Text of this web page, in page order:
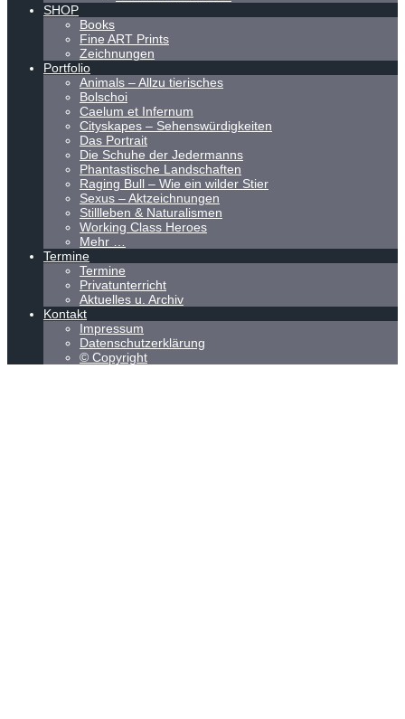
SHOP
Books
Fine ART Prints
Zeichnungen
Portfolio
Animals – Allzu tierisches
Bolschoi
Caelum et Infernum
Cityskapes – Sehenswürdigkeiten
Das Portrait
Die Schuhe der Jedermanns
Phantastische Landschaften
Raging Bull – Wie ein wilder Stier
Sexus – Aktzeichnungen
Stillleben & Naturalismen
Working Class Heroes
Mehr …
Termine
Termine
Privatunterricht
Aktuelles u. Archiv
Kontakt
Impressum
Datenschutzerklärung
© Copyright